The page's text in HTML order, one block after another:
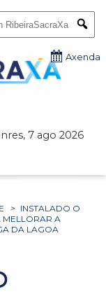
7 ago 2026
Axenda
> INSTALADO O
MELLORAR A
DA LAGOA